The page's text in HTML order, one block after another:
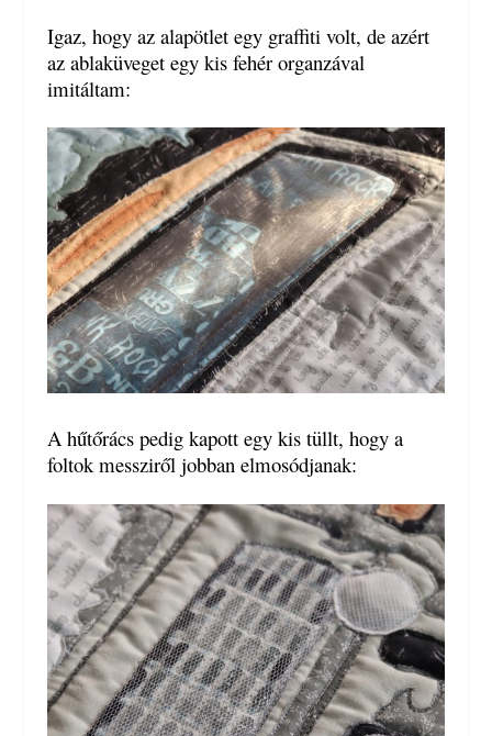
Igaz, hogy az alapötlet egy graffiti volt, de azért
az ablaküveget egy kis fehér organzával
imitáltam:
A hűtőrács pedig kapott egy kis tüllt, hogy a
foltok messziről jobban elmosódjanak: